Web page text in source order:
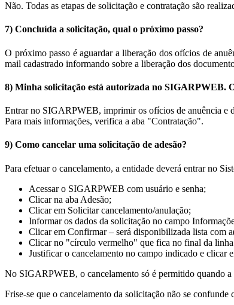
Não. Todas as etapas de solicitação e contratação são
7) Concluída a solicitação, qual o próximo passo?
O próximo passo é aguardar a liberação dos ofícios de
mail cadastrado informando sobre a liberação dos
8) Minha solicitação está autorizada no SIGARPWEB.
Entrar no SIGARPWEB, imprimir os ofícios de anuência e
Para mais informações, verifica a aba "Contratação".
9) Como cancelar uma solicitação de adesão?
Para efetuar o cancelamento, a entidade deverá entrar no
Acessar o SIGARPWEB com usuário e senha;
Clicar na aba Adesão;
Clicar em Solicitar cancelamento/anulação;
Informar os dados da solicitação no campo
Clicar em Confirmar – será disponibilizada lista com
Clicar no "círculo vermelho" que fica no final da
Justificar o cancelamento no campo indicado e clicar
No SIGARPWEB, o cancelamento só é permitido quando
Frise-se que o cancelamento da solicitação não se